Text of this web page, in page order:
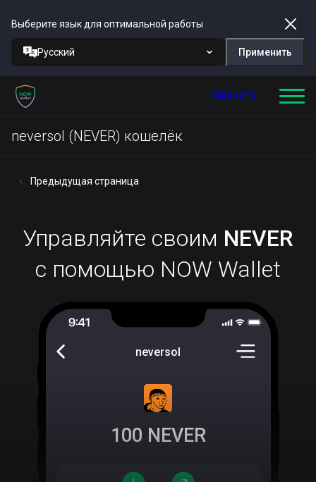
Выберите язык для оптимальной работы
Русский Применить
Скачать
neversol (NEVER) кошелёк
Предыдущая страница
Управляйте своим NEVER
с помощью NOW Wallet
neversol
100 NEVER